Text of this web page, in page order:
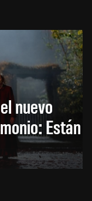
nuevo
Están